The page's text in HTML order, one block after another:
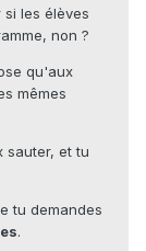
si les élèves
non ?
qu'aux
mêmes
sauter, et tu
tu demandes
.